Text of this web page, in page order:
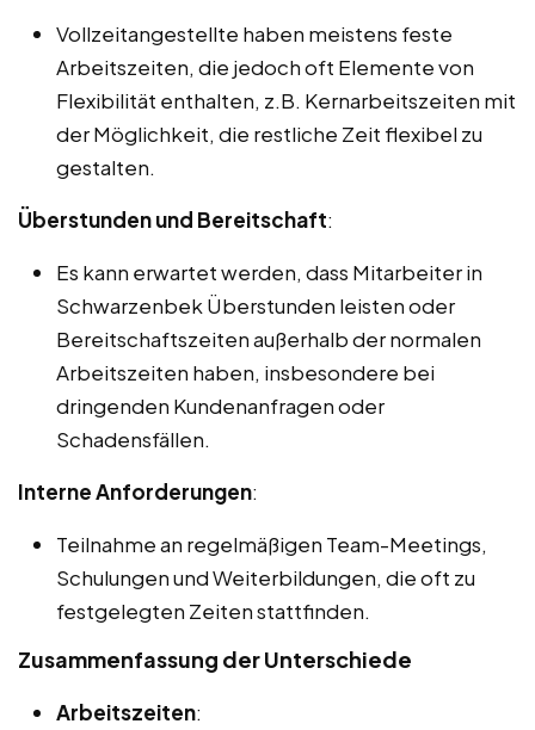
Vollzeitangestellte haben meistens feste
Arbeitszeiten, die jedoch oft Elemente von
Flexibilität enthalten, z.B. Kernarbeitszeiten mit
der Möglichkeit, die restliche Zeit flexibel zu
gestalten.
Überstunden und Bereitschaft:
Es kann erwartet werden, dass Mitarbeiter in
Schwarzenbek Überstunden leisten oder
Bereitschaftszeiten außerhalb der normalen
Arbeitszeiten haben, insbesondere bei
dringenden Kundenanfragen oder
Schadensfällen.
Interne Anforderungen:
Teilnahme an regelmäßigen Team-Meetings,
Schulungen und Weiterbildungen, die oft zu
festgelegten Zeiten stattfinden.
Zusammenfassung der Unterschiede
Arbeitszeiten: